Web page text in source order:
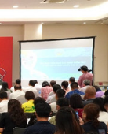
dụng Công